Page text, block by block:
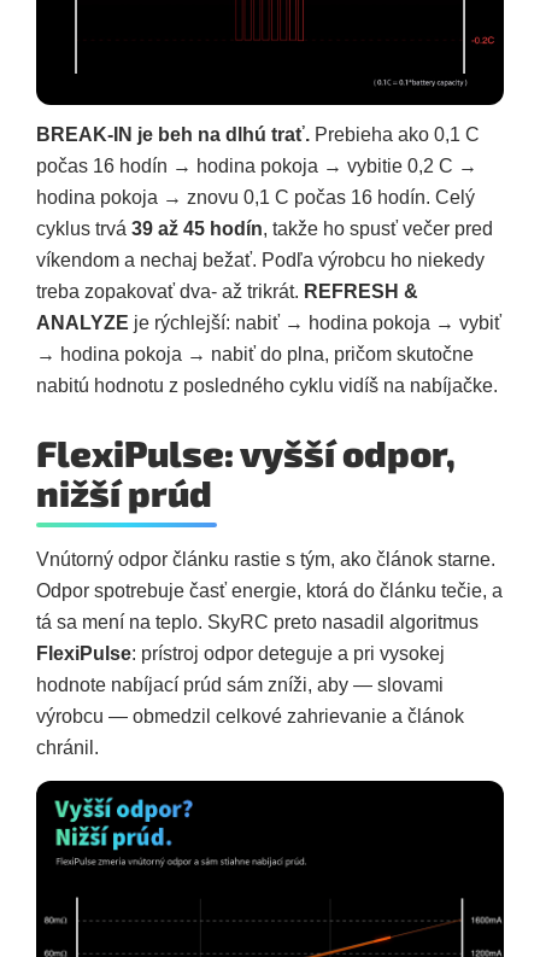
BREAK-IN je beh na dlhú trať. Prebieha ako 0,1 C
počas 16 hodín → hodina pokoja → vybitie 0,2 C →
hodina pokoja → znovu 0,1 C počas 16 hodín. Celý
cyklus trvá 39 až 45 hodín, takže ho spusť večer pred
víkendom a nechaj bežať. Podľa výrobcu ho niekedy
treba zopakovať dva- až trikrát. REFRESH &
ANALYZE je rýchlejší: nabiť → hodina pokoja → vybiť
→ hodina pokoja → nabiť do plna, pričom skutočne
nabitú hodnotu z posledného cyklu vidíš na nabíjačke.
FlexiPulse: vyšší odpor,
nižší prúd
Vnútorný odpor článku rastie s tým, ako článok starne.
Odpor spotrebuje časť energie, ktorá do článku tečie, a
tá sa mení na teplo. SkyRC preto nasadil algoritmus
FlexiPulse: prístroj odpor deteguje a pri vysokej
hodnote nabíjací prúd sám zníži, aby — slovami
výrobcu — obmedzil celkové zahrievanie a článok
chránil.